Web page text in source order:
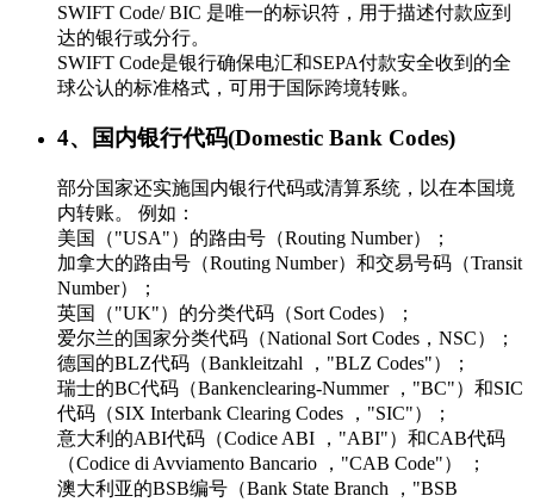
SWIFT Code/ BIC 是唯一的标识符，用于描述付款应到
达的银行或分行。
SWIFT Code是银行确保电汇和SEPA付款安全收到的全
球公认的标准格式，可用于国际跨境转账。
4、国内银行代码(Domestic Bank Codes)
部分国家还实施国内银行代码或清算系统，以在本国境
内转账。 例如：
美国（"USA"）的路由号（Routing Number）；
加拿大的路由号（Routing Number）和交易号码（Transit
Number）；
英国（"UK"）的分类代码（Sort Codes）；
爱尔兰的国家分类代码（National Sort Codes，NSC）；
德国的BLZ代码（Bankleitzahl ，"BLZ Codes"）；
瑞士的BC代码（Bankenclearing-Nummer ，"BC"）和SIC
代码（SIX Interbank Clearing Codes ，"SIC"）；
意大利的ABI代码（Codice ABI ，"ABI"）和CAB代码
（Codice di Avviamento Bancario ，"CAB Code"） ；
澳大利亚的BSB编号（Bank State Branch ，"BSB